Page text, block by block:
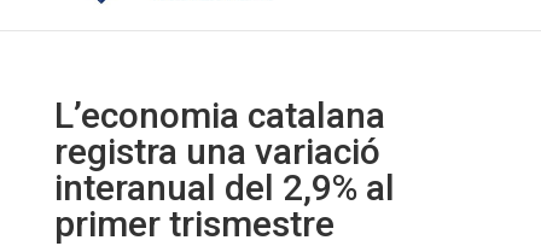
L’economia catalana
registra una variació
interanual del 2,9% al
primer trismestre